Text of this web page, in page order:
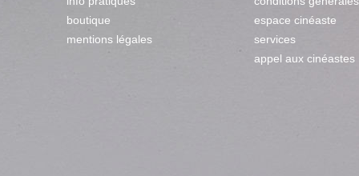
boutique
mentions légales
espace cinéaste
services
appel aux cinéastes